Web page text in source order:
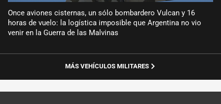
Once aviones cisternas, un sólo bombardero Vulcan y 16
horas de vuelo: la logística imposible que Argentina no vio
venir en la Guerra de las Malvinas
MÁS VEHÍCULOS MILITARES